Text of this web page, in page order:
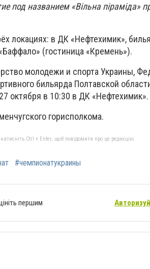
под названием «Вільна піраміда»
локациях: в ДК «Нефтехимик»,
(гостиница «Кремень»).
молодежи и спорта Украины,
бильярда Полтавской
октября в 10:30 в ДК «Нефтехимик».
горисполкома.
Ctrl + Enter, щоб повідомити про це редакцію
#чемпионатукраины
першим